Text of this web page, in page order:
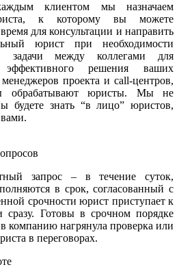
клиентом мы назначаем
к которому вы можете
для консультации и направить
юрист при необходимости
задачи между коллегами для
решения ваших
проекта и call-центров,
обрабатывают юристы. Мы не
будете знать “в лицо” юристов,
запрос – в течение суток,
в срок, согласованный с
срочности юрист приступает к
сразу. Готовы в срочном порядке
компанию нагрянула проверка или
в переговорах.